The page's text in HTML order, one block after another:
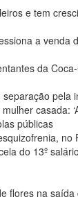
e tem
a venda
da
pela
casada:
públicas
no
do 13º
flores na